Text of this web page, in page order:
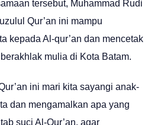
tersebut, Muhammad Rudi
Qur’an ini mampu
kepada Al-qur’an dan mencetak
mulia di Kota Batam.
ini mari kita sayangi anak-
dan mengamalkan apa yang
suci Al-Qur’an, agar